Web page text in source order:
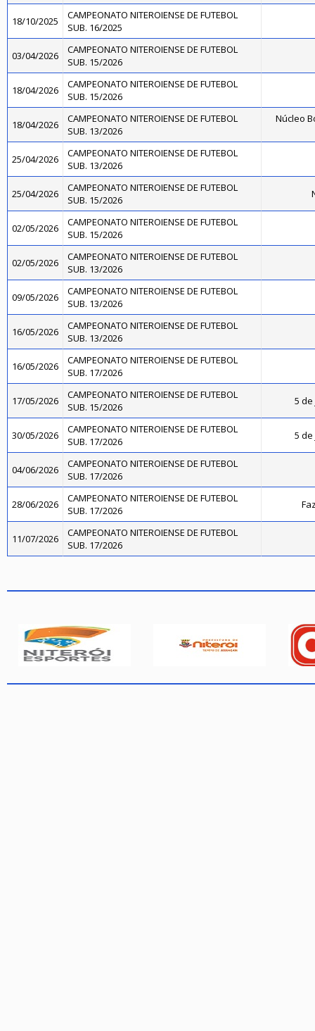
18/10/2025
CAMPEONATO NITEROIENSE DE FUTEBOL
SUB. 16/2025
03/04/2026
CAMPEONATO NITEROIENSE DE FUTEBOL
SUB. 15/2026
18/04/2026
CAMPEONATO NITEROIENSE DE FUTEBOL
SUB. 15/2026
18/04/2026
CAMPEONATO NITEROIENSE DE FUTEBOL
SUB. 13/2026
Núcleo
25/04/2026
CAMPEONATO NITEROIENSE DE FUTEBOL
SUB. 13/2026
25/04/2026
CAMPEONATO NITEROIENSE DE FUTEBOL
SUB. 15/2026
02/05/2026
CAMPEONATO NITEROIENSE DE FUTEBOL
SUB. 15/2026
02/05/2026
CAMPEONATO NITEROIENSE DE FUTEBOL
SUB. 13/2026
09/05/2026
CAMPEONATO NITEROIENSE DE FUTEBOL
SUB. 13/2026
16/05/2026
CAMPEONATO NITEROIENSE DE FUTEBOL
SUB. 13/2026
16/05/2026
CAMPEONATO NITEROIENSE DE FUTEBOL
SUB. 17/2026
17/05/2026
CAMPEONATO NITEROIENSE DE FUTEBOL
SUB. 15/2026
5 de
30/05/2026
CAMPEONATO NITEROIENSE DE FUTEBOL
SUB. 17/2026
5 de
04/06/2026
CAMPEONATO NITEROIENSE DE FUTEBOL
SUB. 17/2026
28/06/2026
CAMPEONATO NITEROIENSE DE FUTEBOL
SUB. 17/2026
11/07/2026
CAMPEONATO NITEROIENSE DE FUTEBOL
SUB. 17/2026